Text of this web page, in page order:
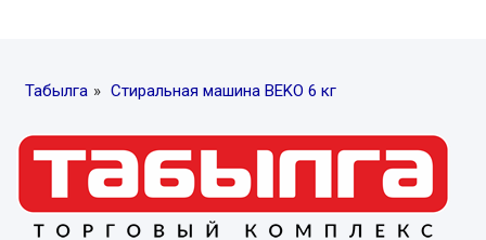
Табылга » Стиральная машина BEKO 6 кг